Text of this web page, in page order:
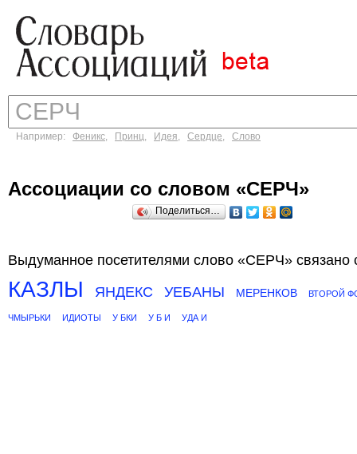
Например: Феникс, Принц, Идея, Сердце, Слово
Ассоциации со словом «СЕРЧ»
Поделиться…
Выдуманное посетителями слово «СЕРЧ» связано
КАЗЛЫ ЯНДЕКС УЕБАНЫ МЕРЕНКОВ ВТОРОЙ
ЧМЫРЬКИ ИДИОТЫ У БКИ У Б И УДА И